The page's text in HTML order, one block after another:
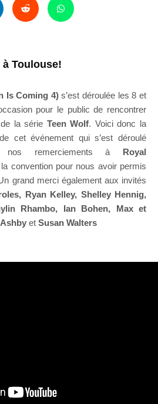
Toulouse!
Is Coming 4)s’est déroulée les 8 et
pour le public de rencontrer
la série Teen Wolf. Voici donc la
cet événement qui s’est déroulé
remerciements à Royal
convention pour nous avoir permis
grand merci également aux invités
Ryan Kelley, Shelley Hennig,
Rhambo, Ian Bohen, Max et
et Susan Walters